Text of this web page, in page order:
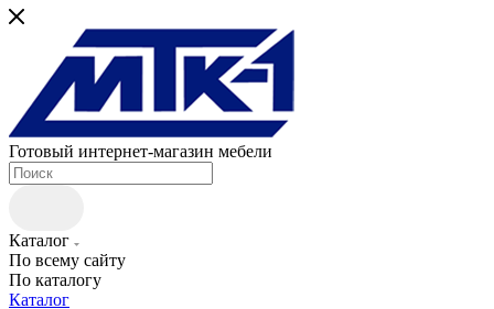
Готовый интернет-магазин мебели
Каталог
По всему сайту
По каталогу
Каталог